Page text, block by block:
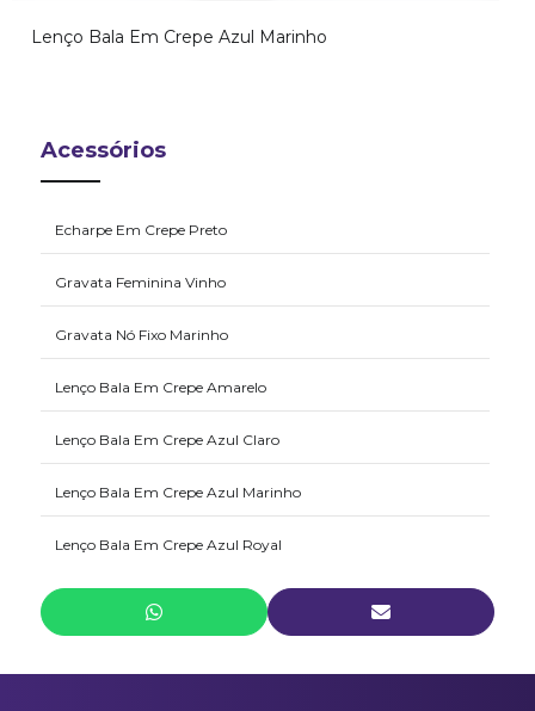
Lenço Bala Em Crepe Azul Marinho
Acessórios
Echarpe Em Crepe Preto
Gravata Feminina Vinho
Gravata Nó Fixo Marinho
Lenço Bala Em Crepe Amarelo
Lenço Bala Em Crepe Azul Claro
Lenço Bala Em Crepe Azul Marinho
Lenço Bala Em Crepe Azul Royal
Lenço Bala Em Crepe Branco